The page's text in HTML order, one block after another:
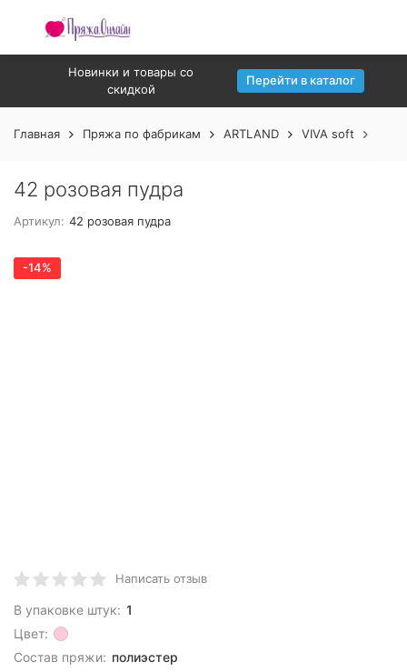
Новинки и товары со
скидкой
Перейти в каталог
Главная Пряжа по фабрикам ARTLAND VIVA soft
42 розовая пудра
Артикул: 42 розовая пудра
-14%
Написать отзыв
В упаковке штук: 1
Цвет:
Состав пряжи: полиэстер